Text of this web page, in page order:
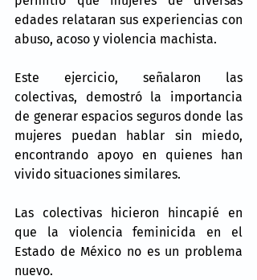
edades relataran sus experiencias con
abuso, acoso y violencia machista.
Este ejercicio, señalaron las
colectivas, demostró la importancia
de generar espacios seguros donde las
mujeres puedan hablar sin miedo,
encontrando apoyo en quienes han
vivido situaciones similares.
Las colectivas hicieron hincapié en
que la violencia feminicida en el
Estado de México no es un problema
nuevo.